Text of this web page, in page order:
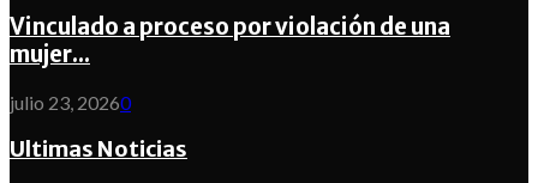
Vinculado a proceso por violación de una
mujer...
julio 23, 20260
Ultimas Noticias